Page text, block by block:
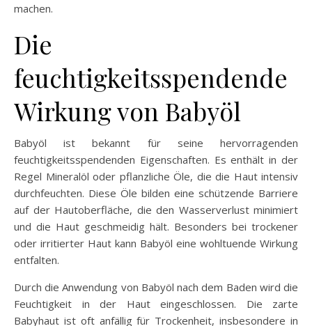
machen.
Die
feuchtigkeitsspendende
Wirkung von Babyöl
Babyöl ist bekannt für seine hervorragenden
feuchtigkeitsspendenden Eigenschaften. Es enthält in der
Regel Mineralöl oder pflanzliche Öle, die die Haut intensiv
durchfeuchten. Diese Öle bilden eine schützende Barriere
auf der Hautoberfläche, die den Wasserverlust minimiert
und die Haut geschmeidig hält. Besonders bei trockener
oder irritierter Haut kann Babyöl eine wohltuende Wirkung
entfalten.
Durch die Anwendung von Babyöl nach dem Baden wird die
Feuchtigkeit in der Haut eingeschlossen. Die zarte
Babyhaut ist oft anfällig für Trockenheit, insbesondere in